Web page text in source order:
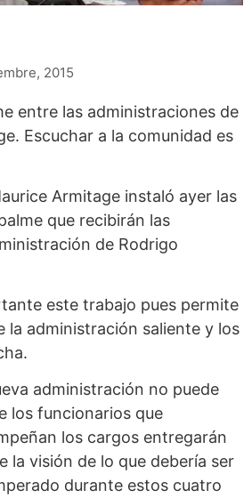
2015
entre las administraciones de
Escuchar a la comunidad es
Armitage instaló ayer las
que recibirán las
de Rodrigo
este trabajo pues permite
la administración saliente y los
administración no puede
los funcionarios que
los cargos entregarán
la visión de lo que debería ser
durante estos cuatro